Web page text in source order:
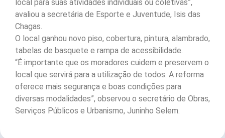
local para suas atividades individuais ou coletivas”,
avaliou a secretária de Esporte e Juventude, Isis das
Chagas.
O local ganhou novo piso, cobertura, pintura, alambrado,
tabelas de basquete e rampa de acessibilidade.
“É importante que os moradores cuidem e preservem o
local que servirá para a utilização de todos. A reforma
oferece mais segurança e boas condições para
diversas modalidades”, observou o secretário de Obras,
Serviços Públicos e Urbanismo, Juninho Selem.